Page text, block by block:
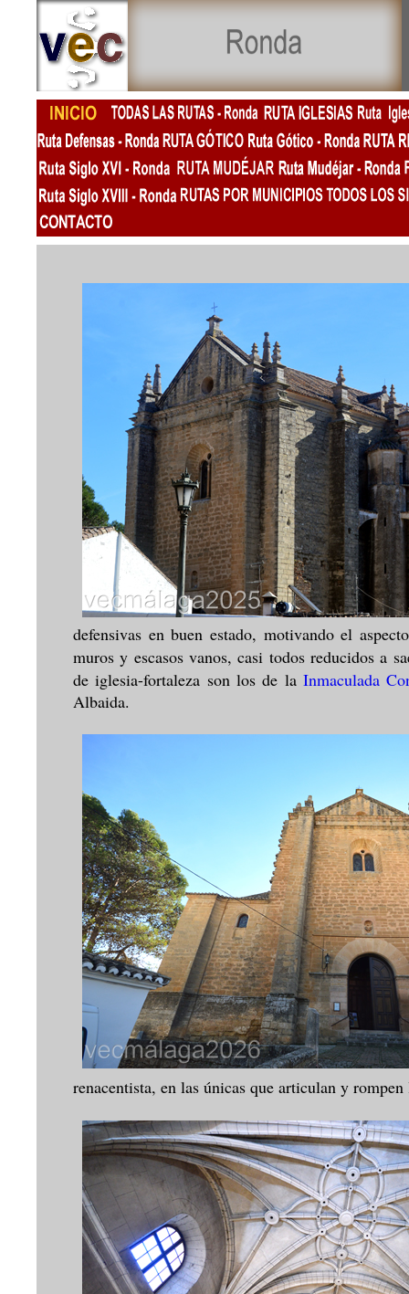
defensivas en buen estado, motivando el
muros y escasos vanos, casi todos reducidos a
de iglesia-fortaleza son los de laInmaculada
Albaida.
renacentista, en las únicas que articulan y